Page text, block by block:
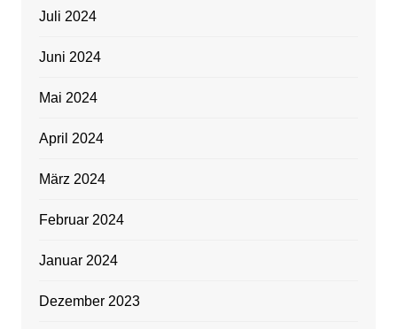
Juli 2024
Juni 2024
Mai 2024
April 2024
März 2024
Februar 2024
Januar 2024
Dezember 2023